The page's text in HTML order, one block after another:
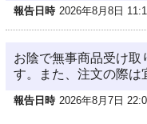
報告日時 2026年8月8日
お陰で無事商品受け取
す。また、注文の際は
報告日時 2026年8月7日